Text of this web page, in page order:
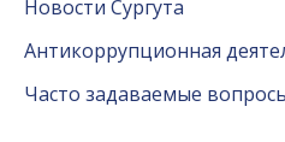
Новости Сургута
Антикоррупционная
Часто задаваемые